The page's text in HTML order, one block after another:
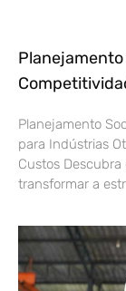
Planejamento
para Indústrias
Custos
transformar a